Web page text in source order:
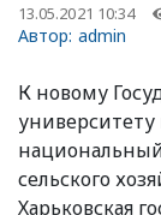
13.05.2021 10:34
Автор: admin
К новому
сельского
Харьковская